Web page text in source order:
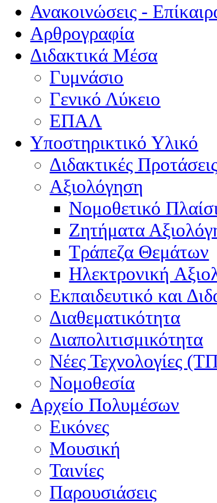
Ανακοινώσεις -
Αρθρογραφία
Διδακτικά Μέσα
Γυμνάσιο
Γενικό Λύκειο
ΕΠΑΛ
Υποστηρικτικό Υλικό
Διδακτικές
Αξιολόγηση
Νομοθετικό
Ζητήματα
Τράπεζα Θεμάτων
Hλεκτρονική
Εκπαιδευτικό και
Διαθεματικότητα
Διαπολιτισμικότητα
Νέες Τεχνολογίες
Νομοθεσία
Αρχείο Πολυμέσων
Εικόνες
Μουσική
Ταινίες
Παρουσιάσεις